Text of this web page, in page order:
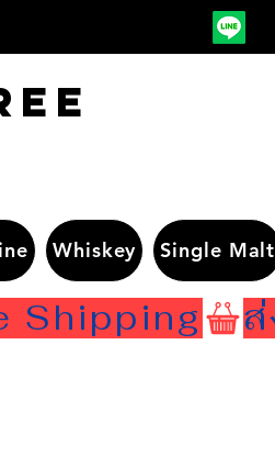
Whiskey Single Malt